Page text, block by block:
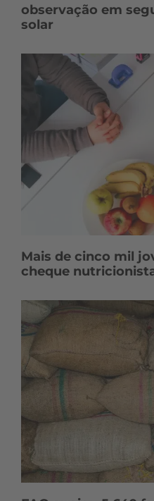
observação em
solar
Mais de cinco mil
cheque